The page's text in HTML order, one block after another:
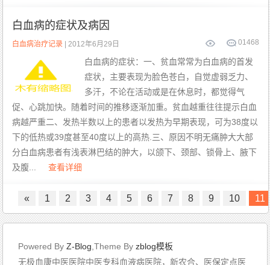
白血病的症状及病因
1468
0
白血病治疗记录 | 2012年6月29日
白血病的症状：一、贫血常常为白血病的首发
症状，主要表现为脸色苍白，自觉虚弱乏力、
多汗，不论在活动或是在休息时，都觉得气
促、心跳加快。随着时间的推移逐渐加重。贫血越重往往提示白血
病越严重二、发热半数以上的患者以发热为早期表现，可为38度以
下的低热或39度甚至40度以上的高热.三、原因不明无痛肿大大部
分白血病患者有浅表淋巴结的肿大，以颌下、颈部、锁骨上、腋下
及腹...
查看详细
« 1 2 3 4 5 6 7 8 9 10 11
Powered ByZ-Blog ,Theme Byzblog模板
无极血康中医医院中医专科血液病医院，新农合、医保定点医